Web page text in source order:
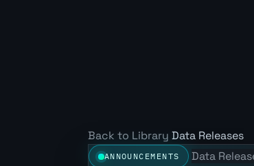
Back to Library Data Releases
ANNOUNCEMENTS Data